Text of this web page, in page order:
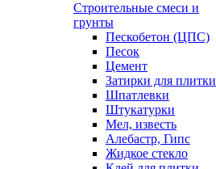
Строительные смеси и
грунты
Пескобетон (ЦПС)
Песок
Цемент
Затирки для плитки
Шпатлевки
Штукатурки
Мел, известь
Алебастр, Гипс
Жидкое стекло